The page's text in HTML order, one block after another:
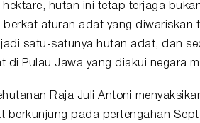
hektare, hutan ini tetap terjaga
berkat aturan adat yang diwariskan
satu-satunya hutan adat, dan
di Pulau Jawa yang diakui negara
Raja Juli Antoni
berkunjung pada pertengahan